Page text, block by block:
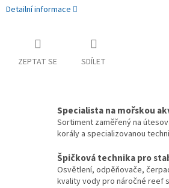
Detailní informace
ZEPTAT SE SDÍLET
Specialista na mořskou
Sortiment zaměřený na
korály a specializovanou
Špičková technika pro
Osvětlení, odpěňovače,
kvality vody pro náročné reef